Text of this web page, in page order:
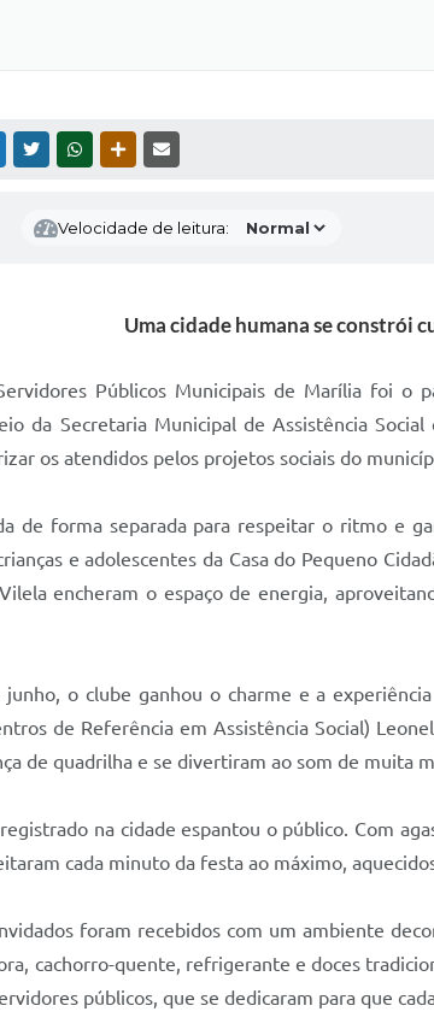
MESSENGER
TWITTERWHATSAPPOUTRAS MÍDIAS
Velocidade de leitura:
Uma cidade humana se constrói
Públicos Municipais de Marília foi
da Secretaria Municipal de Assistência
os atendidos pelos projetos sociais do
de forma separada para respeitar o ritmo e
e adolescentes da Casa do Pequeno
encheram o espaço de energia,
o clube ganhou o charme e a
de Referência em Assistência Social)
de quadrilha e se divertiram ao som de muita
na cidade espantou o público. Com
cada minuto da festa ao máximo,
foram recebidos com um ambiente
cachorro-quente, refrigerante e doces
públicos, que se dedicaram para que